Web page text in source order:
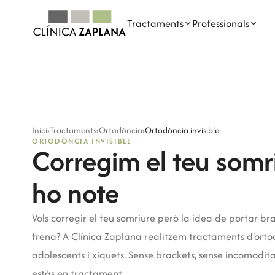
Tractaments
Implants dentals
Ortodòncia
Endodòncia
Medicina bucal
Professionals
Dr. Javier Zaplana Navarro
Dr. Juan García Marqués
Dra. Celia Estarlich Moreno
Belinda García Raga
Inici›Tractaments›Ortodòncia›Ortodòncia invisible
ORTODÒNCIA INVISIBLE
Corregim el teu
ho note
Vols corregir el teu somriure però la idea de portar
frena? A Clínica Zaplana realitzem tractaments
adolescents i xiquets. Sense brackets, sense